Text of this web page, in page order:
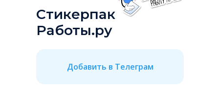
Добавить в Телеграм
Стикерпак
Работы.ру